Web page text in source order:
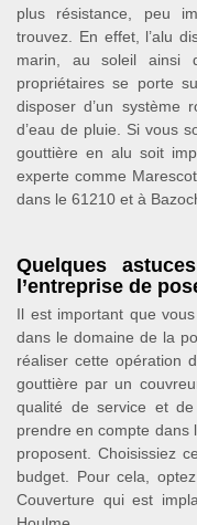
plus résistance, peu
trouvez. En effet, l’alu
marin, au soleil ainsi
propriétaires se porte
disposer d’un système
d’eau de pluie. Si vous
gouttière en alu soit
experte comme
dans le 61210 et à
Quelques
l’entreprise de
Il est important que
dans le domaine de la
réaliser cette opération
gouttière par un
qualité de service et
prendre en compte dans
proposent. Choisissiez
budget. Pour cela,
Couverture qui est